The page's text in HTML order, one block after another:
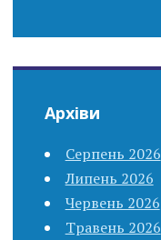
Архіви
Серпень 2026
Липень 2026
Червень 2026
Травень 2026